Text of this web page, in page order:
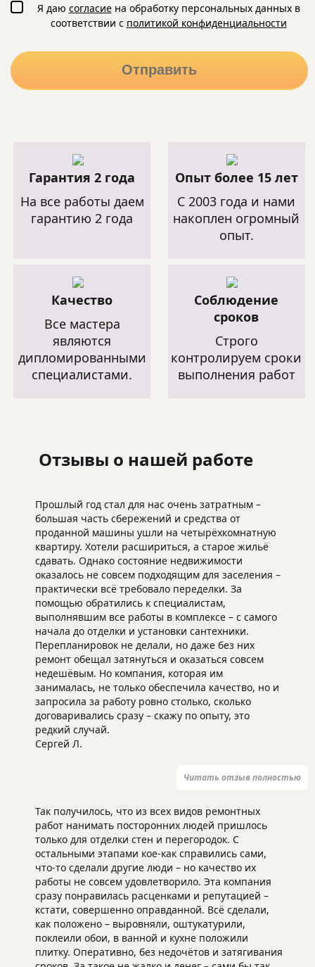
Я даю согласиена обработку персональных данных в
соответствии с политикой конфиденциальности
Гарантия 2 года
На все работы даем
гарантию 2 года
Опыт более 15 лет
C 2003 года и нами
накоплен огромный
опыт.
Качество
Все мастера
являются
дипломированными
специалистами.
Соблюдение
сроков
Строго
контролируем сроки
выполнения работ
Отзывы о нашей работе
Прошлый год стал для нас очень затратным –
большая часть сбережений и средства от
проданной машины ушли на четырёхкомнатную
квартиру. Хотели расшириться, а старое жильё
сдавать. Однако состояние недвижимости
оказалось не совсем подходящим для заселения –
практически всё требовало переделки. За
помощью обратились к специалистам,
выполнявшим все работы в комплексе – с самого
начала до отделки и установки сантехники.
Перепланировок не делали, но даже без них
ремонт обещал затянуться и оказаться совсем
недешёвым. Но компания, которая им
занималась, не только обеспечила качество, но и
запросила за работу ровно столько, сколько
договаривались сразу – скажу по опыту, это
редкий случай.
Сергей Л.
Читать отзыв полностью
Так получилось, что из всех видов ремонтных
работ нанимать посторонних людей пришлось
только для отделки стен и перегородок. С
остальными этапами кое-как справились сами,
что-то сделали другие люди – но качество их
работы не совсем удовлетворило. Эта компания
сразу понравилась расценками и репутацией –
кстати, совершенно оправданной. Всё сделали,
как положено – выровняли, оштукатурили,
поклеили обои, в ванной и кухне положили
плитку. Оперативно, без недочётов и затягивания